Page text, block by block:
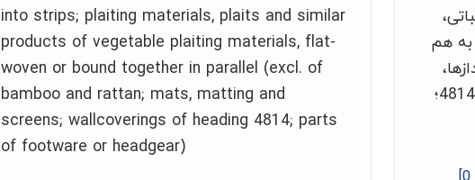
هم
حصیرها و پرده‌ها؛ روکش‌های دیواری شماره 4814؛
into strips; plaiting materials, plaits and similar
products of vegetable plaiting materials, flat-
woven or bound together in parallel (excl. of
bamboo and rattan; mats, matting and
screens; wallcoverings of heading 4814; parts
of footware or headgear)